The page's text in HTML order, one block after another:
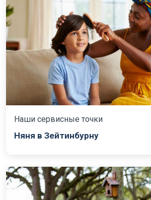
Наши сервисные точки
Няня в Зейтинбурну